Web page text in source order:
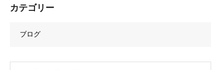
カテゴリー
ブログ